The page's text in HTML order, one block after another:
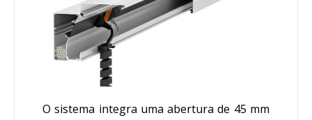
O sistema integra uma abertura de 45 mm